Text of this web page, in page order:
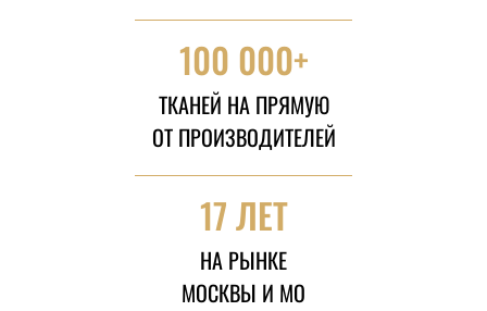
100 000+
ТКАНЕЙ НА ПРЯМУЮ
ОТ ПРОИЗВОДИТЕЛЕЙ
17 ЛЕТ
НА РЫНКЕ
МОСКВЫ И МО